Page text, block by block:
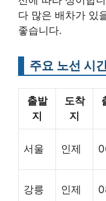
다 많은 배차가 있
좋습니다.
주요 노선 시
출발
지
도착
지
서울 인제
강릉 인제